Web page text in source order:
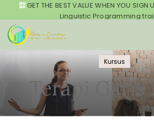
GET THE BEST VALUE WHEN YOU SIGN
Linguistic Programming
Kursus
Terapi Garis